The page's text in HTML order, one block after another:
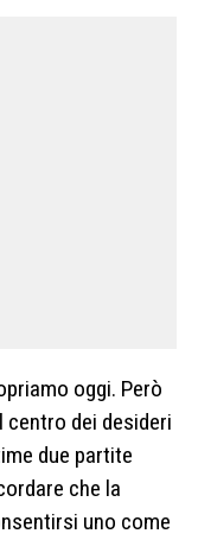
oggi. Però
centro dei desideri
due partite
che la
uno come